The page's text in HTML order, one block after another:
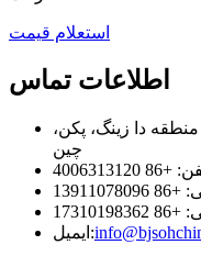
استعلام قیمت
اطلاعات تماس
منطقه دا زینگ، پکن،
چین
ایمیل: